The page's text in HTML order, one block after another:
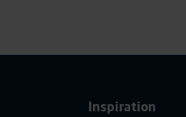
Inspiration